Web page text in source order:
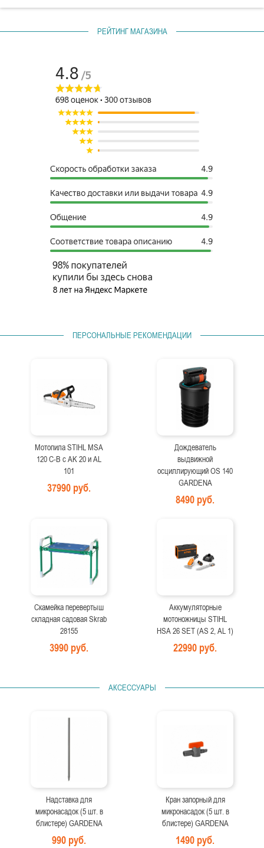
РЕЙТИНГ МАГАЗИНА
ПЕРСОНАЛЬНЫЕ РЕКОМЕНДАЦИИ
Мотопила STIHL MSA
120 C-B с AK 20 и AL
101
37990 руб.
Дождеватель
выдвижной
осциллирующий OS 140
GARDENA
8490 руб.
Скамейка перевертыш
складная садовая Skrab
28155
3990 руб.
Аккумуляторные
мотоножницы STIHL
HSA 26 SET (AS 2, AL 1)
22990 руб.
АКСЕССУАРЫ
Надставка для
микронасадок (5 шт. в
блистере) GARDENA
990 руб.
Кран запорный для
микронасадок (5 шт. в
блистере) GARDENA
1490 руб.